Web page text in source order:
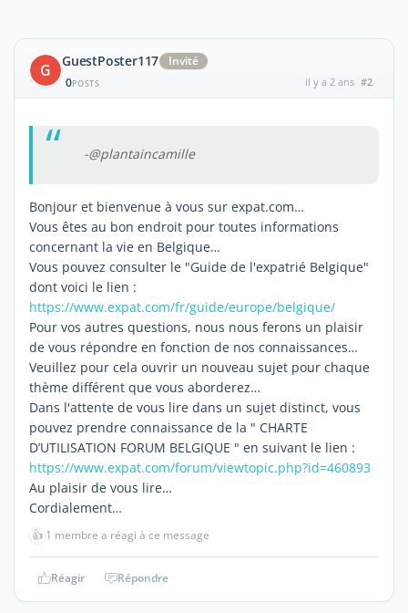
G GuestPoster117
Invité
0POSTS il y a 2 ans #2
-@plantaincamille
Bonjour et bienvenue à vous sur expat.com…
Vous êtes au bon endroit pour toutes informations
concernant la vie en Belgique…
Vous pouvez consulter le "Guide de l'expatrié Belgique"
dont voici le lien :
https://www.expat.com/fr/guide/europe/belgique/
Pour vos autres questions, nous nous ferons un plaisir
de vous répondre en fonction de nos connaissances…
Veuillez pour cela ouvrir un nouveau sujet pour chaque
thème différent que vous aborderez…
Dans l'attente de vous lire dans un sujet distinct, vous
pouvez prendre connaissance de la " CHARTE
D’UTILISATION FORUM BELGIQUE " en suivant le lien :
https://www.expat.com/forum/viewtopic.php?id=460893
Au plaisir de vous lire…
Cordialement…
👍 1 membre a réagi à ce message
Réagir Répondre